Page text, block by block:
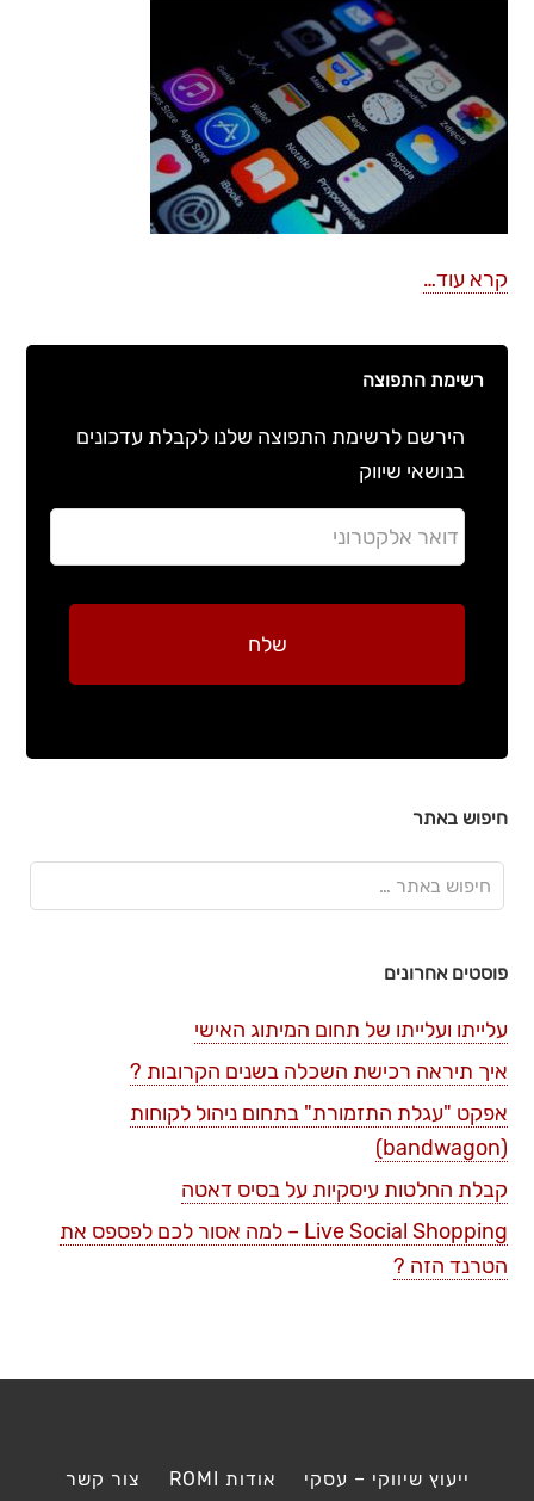
קרא עוד…
רשימת התפוצה
הירשם לרשימת התפוצה שלנו לקבלת עדכונים
בנושאי שיווק
חיפוש באתר
פוסטים אחרונים
עלייתו ועלייתו של תחום המיתוג האישי
איך תיראה רכישת השכלה בשנים הקרובות ?
אפקט "עגלת התזמורת" בתחום ניהול לקוחות
(bandwagon)
קבלת החלטות עיסקיות על בסיס דאטה
Live Social Shopping – למה אסור לכם לפספס את
הטרנד הזה ?
ייעוץ שיווקי – עסקי אודות ROMI צור קשר